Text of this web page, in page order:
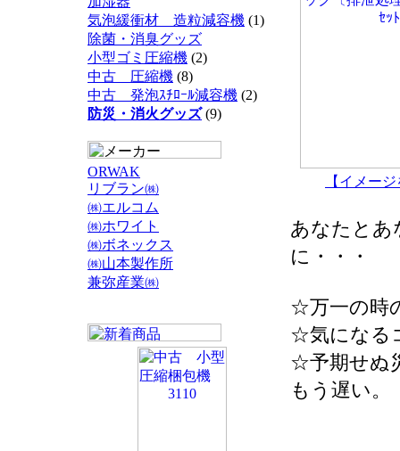
気泡緩衝材 造粒減容機 (1)
除菌・消臭グッズ
小型ゴミ圧縮機 (2)
中古 圧縮機 (8)
中古 発泡ｽﾁﾛｰﾙ減容機 (2)
防災・消火グッズ(9)
ORWAK
リブラン㈱
㈱エルコム
㈱ホワイト
㈱ボネックス
㈱山本製作所
兼弥産業㈱
【イメー
あなたとあ
に・・・
☆万一の時
☆気になる
☆予期せぬ
もう遅い。